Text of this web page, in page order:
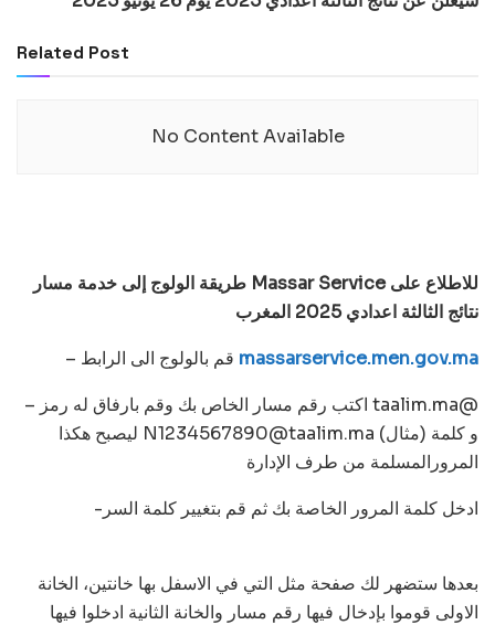
Related Post
No Content Available
طريقة الولوج إلى خدمة مسار Massar Service للاطلاع على
نتائج الثالثة اعدادي 2025 المغرب
massarservice.men.gov.ma
– اكتب رقم مسار الخاص بك وقم بارفاق له رمز taalim.ma@
N1234567890@taalim.ma (مثال) و كلمة
المرورالمسلمة من طرف الإدارة
-ادخل كلمة المرور الخاصة بك ثم قم بتغيير كلمة السر
بعدها ستضهر لك صفحة مثل التي في الاسفل بها خانتين، الخانة
الاولى قوموا بإدخال فيها رقم مسار والخانة الثانية ادخلوا فيها